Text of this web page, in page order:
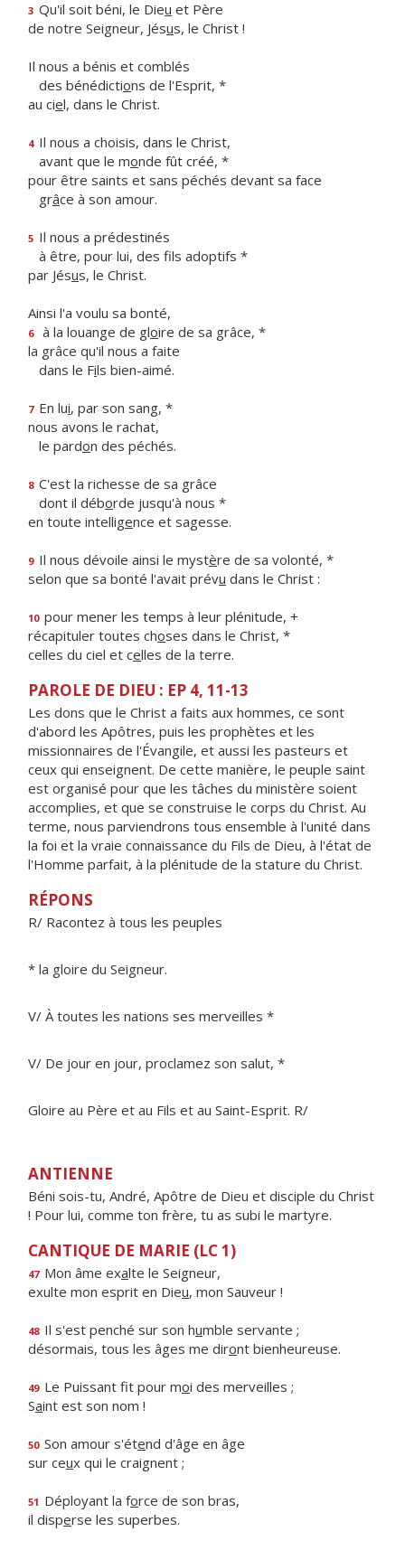
3 Qu'il soit béni, le Dieu et Père
de notre Seigneur, Jésus, le Christ !
Il nous a bénis et comblés
des bénédictions de l'Esprit, *
au ciel, dans le Christ.
4 Il nous a choisis, dans le Christ,
avant que le monde fût créé, *
pour être saints et sans péchés devant sa face
grâce à son amour.
5 Il nous a prédestinés
à être, pour lui, des fls adoptifs *
par Jésus, le Christ.
Ainsi l'a voulu sa bonté,
6 à la louange de gloire de sa grâce, *
la grâce qu'il nous a faite
dans le Fils bien-aimé.
7 En lui, par son sang, *
nous avons le rachat,
le pardon des péchés.
8 C'est la richesse de sa grâce
dont il déborde jusqu'à nous *
en toute intelligence et sagesse.
9 Il nous dévoile ainsi le mystère de sa volonté, *
selon que sa bonté l'avait prévu dans le Christ :
10 pour mener les temps à leur plénitude, +
récapituler toutes choses dans le Christ, *
celles du ciel et celles de la terre.
PAROLE DE DIEU : EP 4, 11-13
Les dons que le Christ a faits aux hommes, ce sont
d'abord les Apôtres, puis les prophètes et les
missionnaires de l'Évangile, et aussi les pasteurs et
ceux qui enseignent. De cette manière, le peuple saint
est organisé pour que les tâches du ministère soient
accomplies, et que se construise le corps du Christ. Au
terme, nous parviendrons tous ensemble à l'unité dans
la foi et la vraie connaissance du Fils de Dieu, à l'état de
l'Homme parfait, à la plénitude de la stature du Christ.
RÉPONS
R/ Racontez à tous les peuples
* la gloire du Seigneur.
V/ À toutes les nations ses merveilles *
V/ De jour en jour, proclamez son salut, *
Gloire au Père et au Fils et au Saint-Esprit. R/
ANTIENNE
Béni sois-tu, André, Apôtre de Dieu et disciple du Christ
! Pour lui, comme ton frère, tu as subi le martyre.
CANTIQUE DE MARIE (LC 1)
47 Mon âme exalte le Seigneur,
exulte mon esprit en Dieu, mon Sauveur !
48 Il s'est penché sur son humble servante ;
désormais, tous les âges me diront bienheureuse.
49 Le Puissant fit pour moi des merveilles ;
Saint est son nom !
50 Son amour s'étend d'âge en âge
sur ceux qui le craignent ;
51 Déployant la force de son bras,
il disperse les superbes.